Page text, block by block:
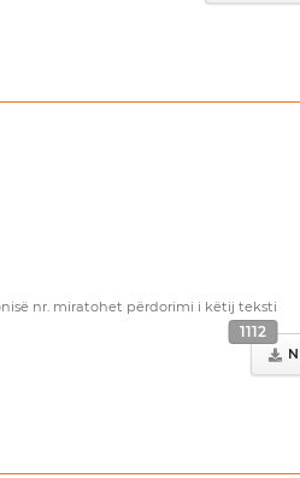
nr. miratohet përdorimi i këtij teksti
N
1112